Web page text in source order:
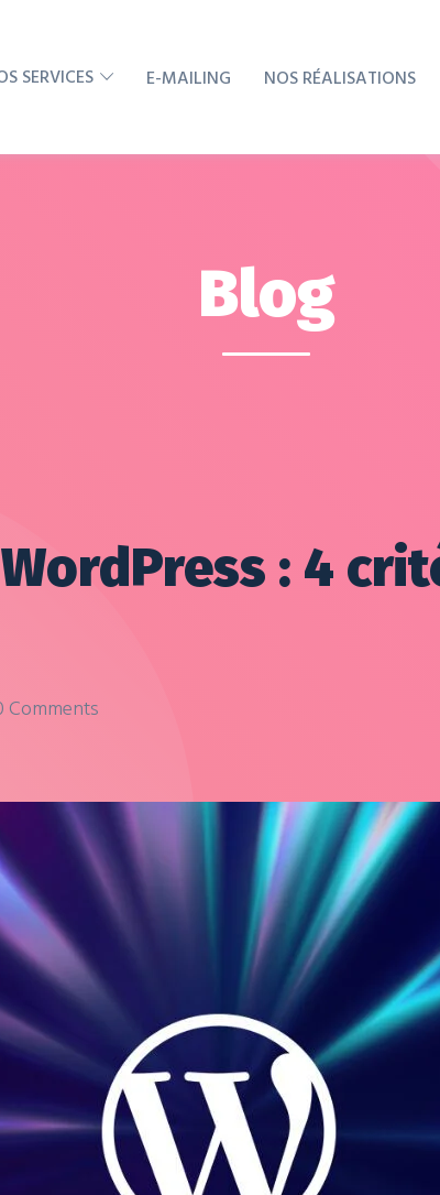
SERVICES E-MAILING NOS RÉALISATIONS
Blog
: 4
Comments